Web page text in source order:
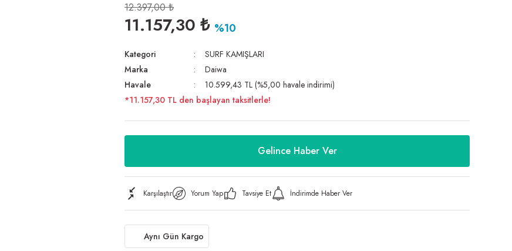
12.397,00 ₺
11.157,30 ₺ %10
Kategori
SURF KAMIŞLARI
Marka
Daiwa
Havale
10.599,43 TL (%5,00 havale indirimi)
*11.157,30 TL den başlayan taksitlerle!
Gelince Haber Ver
Karşılaştır Yorum Yap Tavsiye Et İndirimde Haber Ver
Aynı Gün Kargo